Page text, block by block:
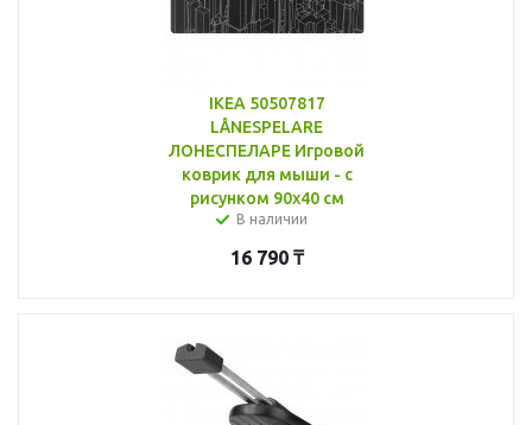
IKEA 50507817
LÅNESPELARE
ЛОНЕСПЕЛАРЕ Игровой
коврик для мыши - с
рисунком 90x40 см
В наличии
16 790₸